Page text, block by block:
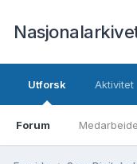
Utforsk
Forum
Aktivitet